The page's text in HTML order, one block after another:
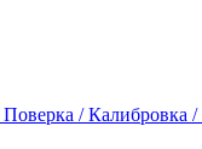
Поверка / Калибровка /